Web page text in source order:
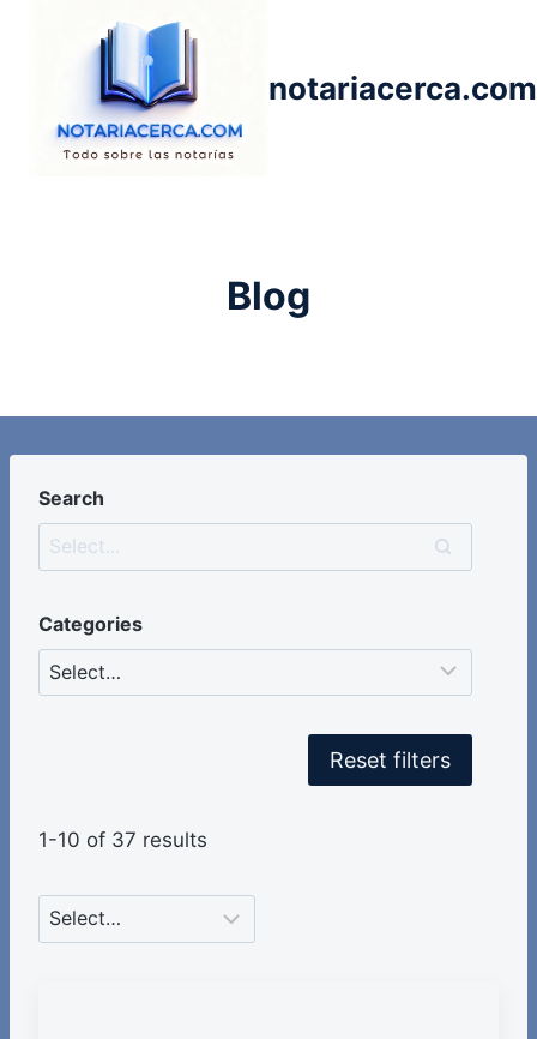
notariacerca.com
Blog
Search
Categories
Reset filters
1-10 of 37 results